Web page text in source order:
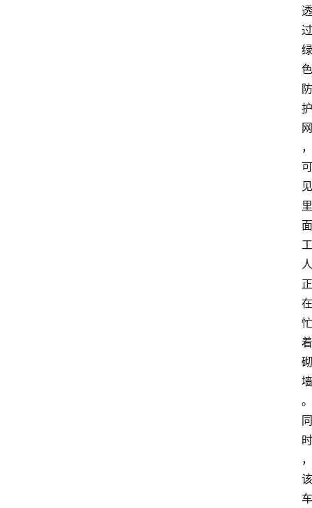
透
过
绿
色
防
护
网
，
可
见
里
面
工
人
正
在
忙
着
砌
墙
。
同
时
，
该
车